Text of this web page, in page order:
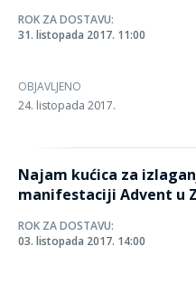
ROK ZA DOSTAVU:
31. listopada 2017. 11:00
OBJAVLJENO
24. listopada 2017.
Najam kućica za
manifestaciji Advent u
ROK ZA DOSTAVU:
03. listopada 2017. 14:00